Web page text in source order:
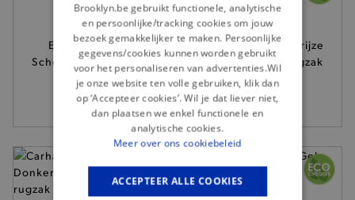
Element - Beige
Scheme Skate rugzak
85,-
Element - Groengrijze
Scheme Skate rugzak
85,-
Brooklyn.be gebruikt functionele, analytische
en persoonlijke/tracking cookies om jouw
bezoek gemakkelijker te maken. Persoonlijke
gegevens/cookies kunnen worden gebruikt
voor het personaliseren van advertenties.Wil
je onze website ten volle gebruiken, klik dan
op ‘Accepteer cookies’. Wil je dat liever niet,
dan plaatsen we enkel functionele en
analytische cookies.
Meer over ons cookiebeleid
ACCEPTEER ALLE COOKIES